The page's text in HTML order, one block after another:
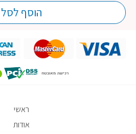
הוסף לסל
ראשי
אודות